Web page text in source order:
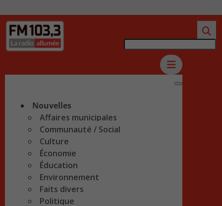
Nouvelles
Affaires municipales
Communauté / Social
Culture
Économie
Éducation
Environnement
Faits divers
Politique